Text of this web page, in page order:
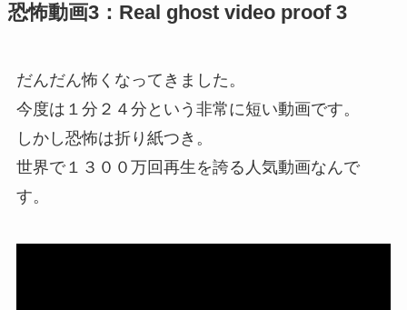
恐怖動画3：Real ghost video proof 3
だんだん怖くなってきました。
今度は１分２４分という非常に短い動画です。
しかし恐怖は折り紙つき。
世界で１３００万回再生を誇る人気動画なんで
す。